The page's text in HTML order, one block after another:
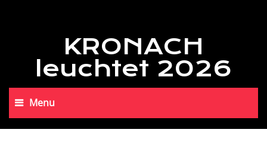
KRONACH
leuchtet 2026
Menu